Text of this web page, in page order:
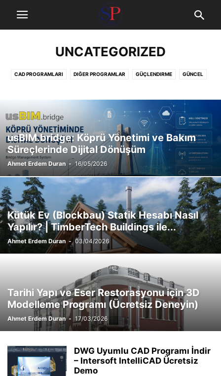
UNCATEGORIZED
CAD PROGRAMLARI DIĞER PROGRAMLAR GÜÇLENDIRME GÜNCEL
MÜHENDISLIK HATALARI SÖZLÜK STATIK HESAP PROGRAMLARI
YÖNETMELIKLER
usBIM.bridge: Köprü Yönetimi ve Bakım
Süreçlerinde Dijital Dönüşüm
Ahmet Erdem Duran - 16/05/2026
Kütük Ev (Blockbau) Statik Hesabı Nasıl
Yapılır? | TimberTech Buildings ile...
Ahmet Erdem Duran - 03/04/2026
Tarihi Yapı ve Eser Restorasyonu için 3D
Modelleme Programı (Ücretsiz Deneyin)
Ahmet Erdem Duran - 17/03/2026
DWG Uyumlu CAD Programı İndir
– Intersoft IntelliCAD Ücretsiz
Demo